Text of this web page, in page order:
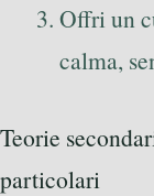
Offri un
calma,
Teorie
particolari